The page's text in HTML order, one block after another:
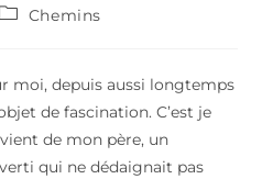
PostChemins
moi, depuis aussi longtemps
de fascination. C’est je
de mon père, un
qui ne dédaignait pas